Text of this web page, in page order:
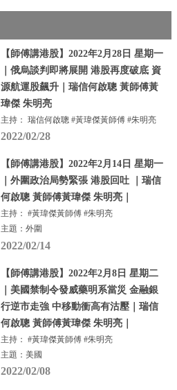
【師傅講港股】2022年2月28日 星期一
｜俄烏談判即將展開 港股再度破底 資
源航運股飆升｜瑞信何啟聰 黃師傅黃
瑋傑 朱明亮
主持： 瑞信何啟聰 #黃瑋傑黃師傅 #朱明亮
2022/02/28
【師傅講港股】2022年2月14日 星期一
｜外圍政治局勢緊張 港股回吐 ｜瑞信
何啟聰 黃師傅黃瑋傑 朱明亮｜
主持： #黃瑋傑黃師傅 #朱明亮
主題：外圍
2022/02/14
【師傅講港股】2022年2月8日 星期二
｜美國禁制令發威藥明系當災 金融銀
行逆市走強 中移動衝高有沽壓｜瑞信
何啟聰 黃師傅黃瑋傑 朱明亮｜
主持： #黃瑋傑黃師傅 #朱明亮
主題：美國
2022/02/08